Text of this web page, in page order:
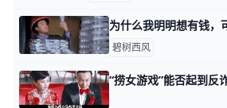
碧树西风